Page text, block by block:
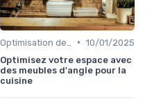
• 10/01/2025
Optimisez votre espace avec
des meubles d'angle pour la
cuisine